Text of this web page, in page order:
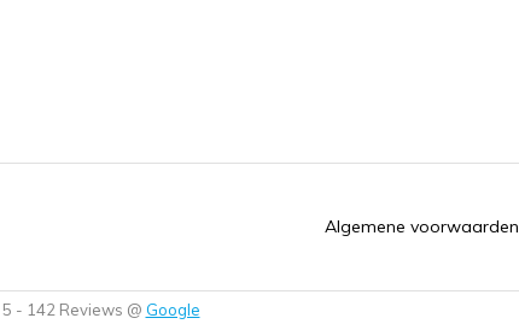
Algemene voorwaarden
5 - 142 Reviews @ Google